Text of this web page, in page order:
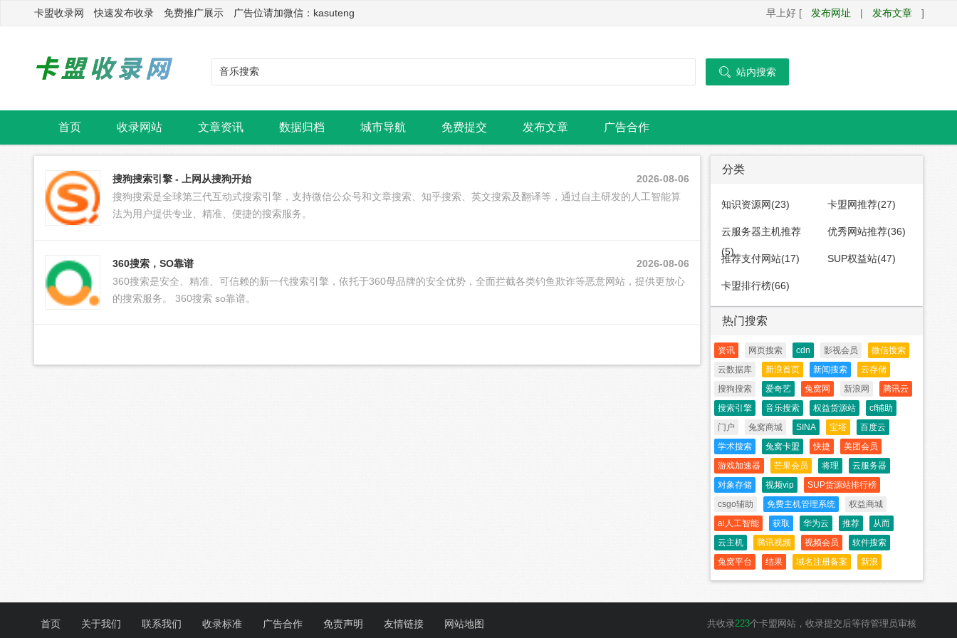
卡盟收录网 快速发布收录 免费推广展示 广告位请加微信：kasuteng 早上好 [ 发布网址 | 发布文章 ]
 站内搜索
首页 收录网站 文章资讯 数据归档 城市导航 免费提交 发布文章 广告合作
搜狗搜索引擎 - 上网从搜狗开始
2026-08-06
搜狗搜索是全球第三代互动式搜索引擎，支持微信公众号和文章搜索、知乎搜索、英文搜索及翻译等，通过自主研发的人工智能算
法为用户提供专业、精准、便捷的搜索服务。
360搜索，SO靠谱
2026-08-06
360搜索是安全、精准、可信赖的新一代搜索引擎，依托于360母品牌的安全优势，全面拦截各类钓鱼欺诈等恶意网站，提供更放心
的搜索服务。 360搜索 so靠谱。
分类
知识资源网(23) 卡盟网推荐(27)
云服务器主机推荐
(5)
优秀网站推荐(36)
推荐支付网站(17) SUP权益站(47)
卡盟排行榜(66)
热门搜索
资讯 网页搜索 cdn 影视会员
微信搜索
云数据库
新浪首页 新闻搜索
云存储
搜狗搜索
爱奇艺 兔窝网 新浪网
腾讯云
搜索引擎
音乐搜索 权益货源站
cf辅助
门户
兔窝商城 SINA 宝塔
百度云
学术搜索
兔窝卡盟 快捷
美团会员
游戏加速器
芒果会员 将理
云服务器
对象存储
视频vip
SUP货源站排行榜
csgo辅助
免费主机管理系统
权益商城
ai人工智能
获取 华为云 推荐
从而
云主机
腾讯视频 视频会员
软件搜索
兔窝平台
结果 域名注册备案 新浪
共收录223个卡盟网站，收录提交后等待管理员审核
首页 关于我们 联系我们 收录标准 广告合作 免责声明 友情链接 网站地图